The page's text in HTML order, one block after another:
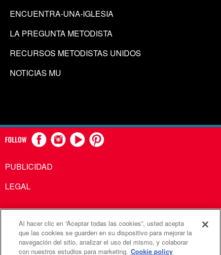
ENCUENTRA-UNA-IGLESIA
LA PREGUNTA METODISTA
RECURSOS METODISTAS UNIDOS
NOTICIAS MU
FOLLOW
PUBLICIDAD
LEGAL
Comunicaciones Metodistas Unidas es una agencia de la
Iglesia Metodista Unida
Al hacer clic en “Aceptar todas las cookies”, usted acepta
que las cookies se guarden en su dispositivo para mejorar la
navegación del sitio, analizar el uso del mismo, y colaborar
con nuestros estudios para marketing. Cookie policy